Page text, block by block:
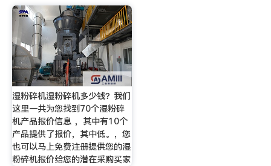
湿粉碎机湿粉碎机多少钱？我们
这里一共为您找到70个湿粉碎
机产品报价信息 ，其中有10个
产品提供了报价，其中低。，您
也可以马上免费注册提供您的湿
粉碎机报价给您的潜在采购买家